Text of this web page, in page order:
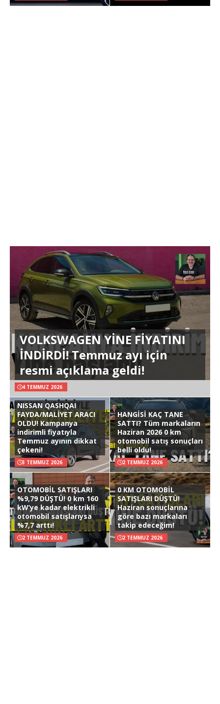
VOLKSWAGEN YİNE FİYATINI
İNDİRDİ! Temmuz ayı için
resmi açıklama geldi!
4 TEMMUZ 2026
NISSAN QASHQAI
FAYDA/MALİYET ARACI
OLDU! Kampanya
indirimli fiyatıyla
Temmuz ayının dikkat
çekeni!
3 TEMMUZ 2026
HANGİSİ KAÇ TANE
SATTI? Tüm markaların
Haziran 2026 0 km
otomobil satış sonuçları
belli oldu!
2 TEMMUZ 2026
OTOMOBİL SATIŞLARI
%9,79 DÜŞTÜ! 0 km 160
kW’ye kadar elektrikli
otomobil satışlarıysa
%7,7 arttı!
2 TEMMUZ 2026
0 KM OTOMOBİL
SATIŞLARI DÜŞTÜ!
Haziran sonuçlarına
göre bazı markaları
takip edeceğim!
2 TEMMUZ 2026